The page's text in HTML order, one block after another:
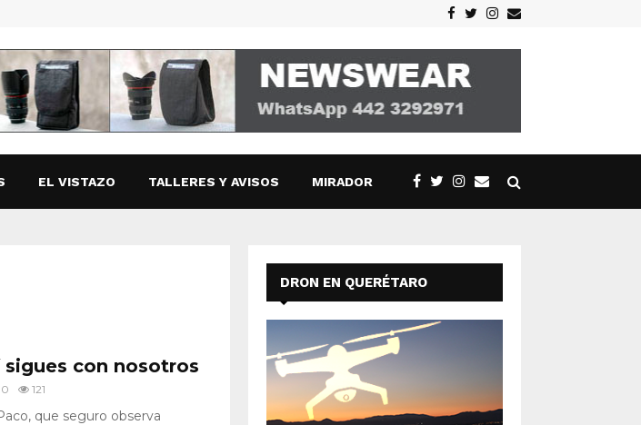
Facebook
TwitterInstagram
Email
EL VISTAZO TALLERES Y AVISOS MIRADOR
con nosotros
0 121
que seguro observa
DRON EN QUERÉTARO